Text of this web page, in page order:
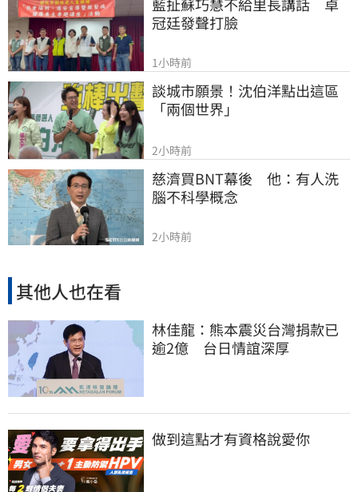
冠廷發聲打臉
1小時前
談城市願景！沈伯洋點出這區
「兩個世界」
2小時前
慈濟買BNT幕後　他：有人洗
腦不科學概念
2小時前
其他人也在看
林佳龍：熊本震災台灣捐款已
逾2億 台日情誼深厚
做到這點才有資格說愛你